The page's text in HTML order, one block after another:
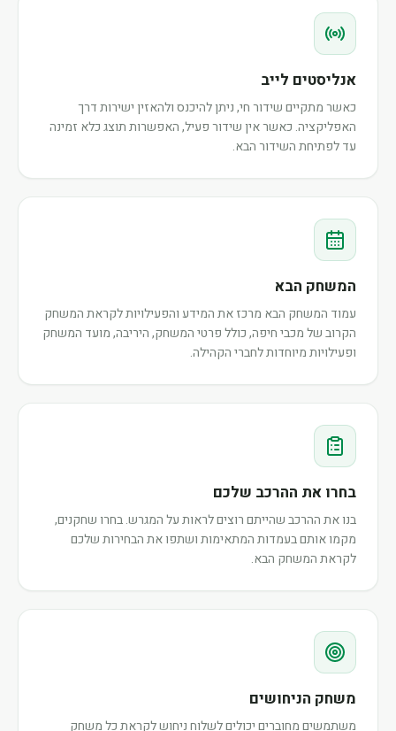
אנליסטים לייב
כאשר מתקיים שידור חי, ניתן להיכנס ולהאזין ישירות דרך
האפליקציה. כאשר אין שידור פעיל, האפשרות תוצג כלא זמינה
עד לפתיחת השידור הבא.
המשחק הבא
עמוד המשחק הבא מרכז את המידע והפעילויות לקראת המשחק
הקרוב של מכבי חיפה, כולל פרטי המשחק, היריבה, מועד המשחק
ופעילויות מיוחדות לחברי הקהילה.
בחרו את ההרכב שלכם
בנו את ההרכב שהייתם רוצים לראות על המגרש. בחרו שחקנים,
מקמו אותם בעמדות המתאימות ושתפו את הבחירות שלכם
לקראת המשחק הבא.
משחק הניחושים
משתמשים מחוברים יכולים לשלוח ניחוש לקראת כל משחק